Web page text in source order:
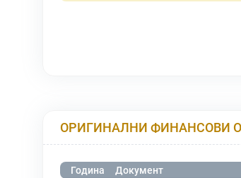
ОРИГИНАЛНИ ФИНАНСОВИ
Година
Документ